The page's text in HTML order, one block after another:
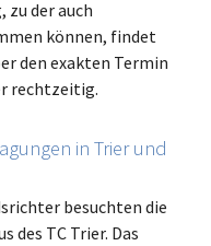
der auch
können, findet
den exakten Termin
rechtzeitig.
in Trier und
besuchten die
des TC Trier. Das